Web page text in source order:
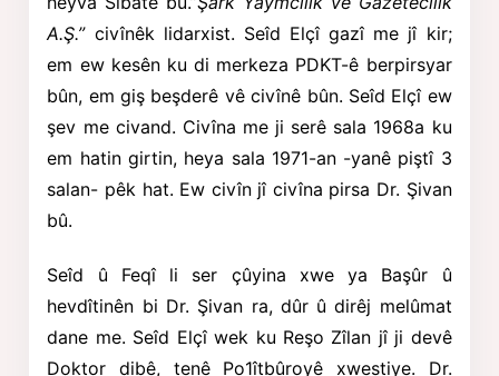
A.Ş.” civînêk lidarxist. Seîd Elçî gazî me jî kir;
em ew kesên ku di merkeza PDKT-ê berpirsyar
bûn, em giş beşderê vê civînê bûn. Seîd Elçî ew
şev me civand. Civîna me ji serê sala 1968a ku
em hatin girtin, heya sala 1971-an -yanê piştî 3
salan- pêk hat. Ew civîn jî civîna pirsa Dr. Şivan
bû.
Seîd û Feqî li ser çûyina xwe ya Başûr û
hevdîtinên bi Dr. Şivan ra, dûr û dirêj melûmat
dane me. Seîd Elçî wek ku Reşo Zîlan jî ji devê
Doktor dibê, tenê Po1îtbûroyê xwestiye. Dr.